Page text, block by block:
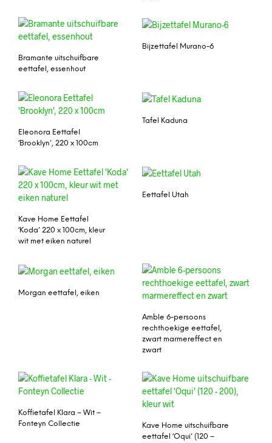
Bramante uitschuifbare
eettafel, essenhout
Bijzettafel Murano-6
Eleonora Eettafel
‘Brooklyn’, 220 x 100cm
Tafel Kaduna
Kave Home Eettafel
‘Koda’ 220 x 100cm, kleur
wit met eiken naturel
Eettafel Utah
Morgan eettafel, eiken
Amble 6-persoons
rechthoekige eettafel,
zwart marmereffect en
zwart
Koffietafel Klara – Wit –
Fonteyn Collectie
Kave Home uitschuifbare
eettafel ‘Oqui’ (120 –